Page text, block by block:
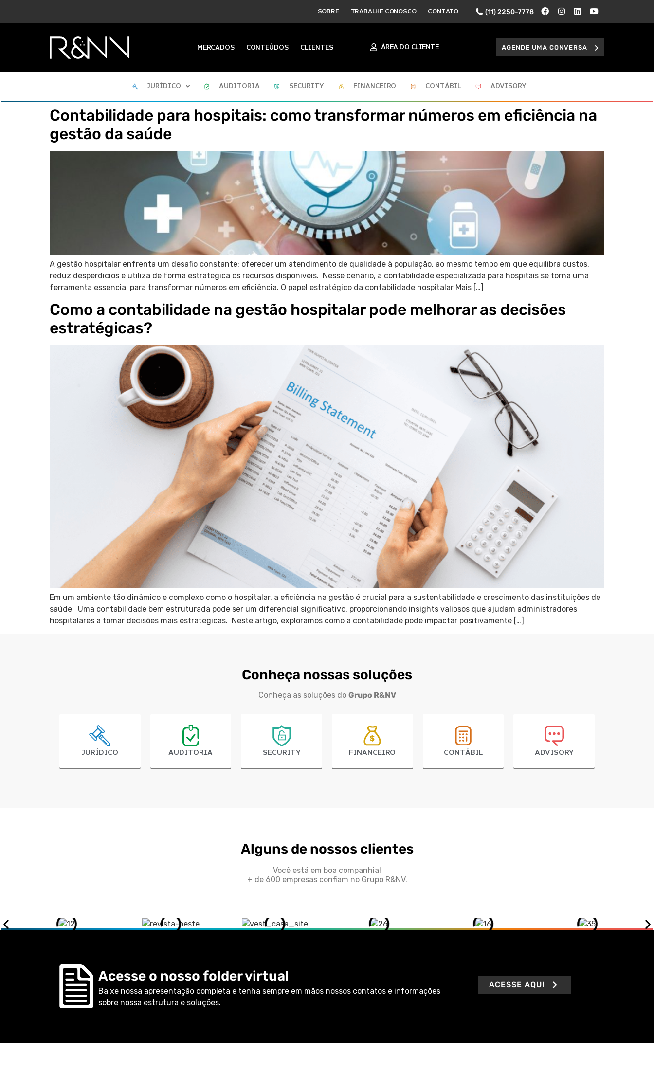
SOBRE TRABALHE CONOSCO CONTATO (11) 2250-7778
MERCADOS CONTEÚDOS CLIENTES ÁREA DO CLIENTE AGENDE UMA CONVERSA
JURÍDICO AUDITORIA SECURITY FINANCEIRO CONTÁBIL ADVISORY
Contabilidade para hospitais: como transformar números em eficiência na
gestão da saúde
A gestão hospitalar enfrenta um desafio constante: oferecer um atendimento de qualidade à população, ao mesmo tempo em que equilibra custos,
reduz desperdícios e utiliza de forma estratégica os recursos disponíveis. Nesse cenário, a contabilidade especializada para hospitais se torna uma
ferramenta essencial para transformar números em eficiência. O papel estratégico da contabilidade hospitalar Mais […]
Como a contabilidade na gestão hospitalar pode melhorar as decisões
estratégicas?
Em um ambiente tão dinâmico e complexo como o hospitalar, a eficiência na gestão é crucial para a sustentabilidade e crescimento das instituições de
saúde. Uma contabilidade bem estruturada pode ser um diferencial significativo, proporcionando insights valiosos que ajudam administradores
hospitalares a tomar decisões mais estratégicas. Neste artigo, exploramos como a contabilidade pode impactar positivamente […]
Conheça nossas soluções
Conheça as soluções do Grupo R&NV
JURÍDICO AUDITORIA SECURITY FINANCEIRO CONTÁBIL ADVISORY
Alguns de nossos clientes
Você está em boa companhia!
+ de 600 empresas confiam no Grupo R&NV.
Acesse o nosso folder virtual
Baixe nossa apresentação completa e tenha sempre em mãos nossos contatos e informações
sobre nossa estrutura e soluções.
ACESSE AQUI